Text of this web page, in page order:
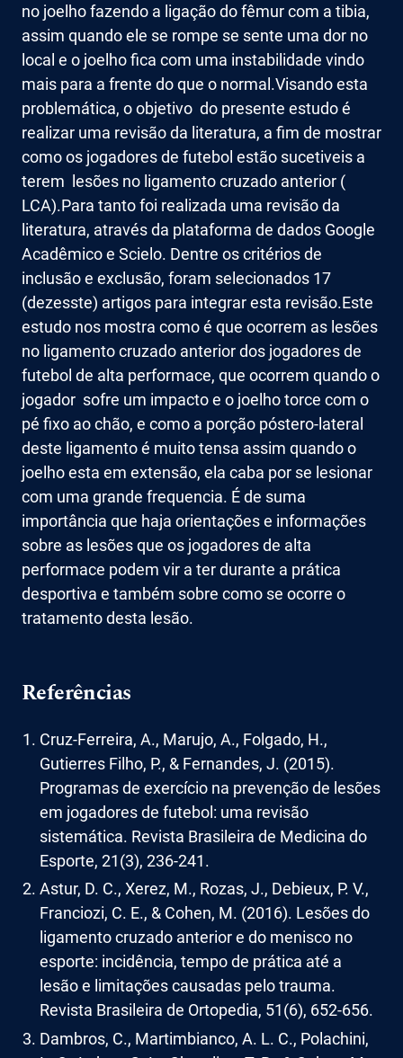
no joelho fazendo a ligação do fêmur com a tibia,
assim quando ele se rompe se sente uma dor no
local e o joelho fica com uma instabilidade vindo
mais para a frente do que o normal.Visando esta
problemática, o objetivo do presente estudo é
realizar uma revisão da literatura, a fim de mostrar
como os jogadores de futebol estão sucetiveis a
terem lesões no ligamento cruzado anterior (
LCA).Para tanto foi realizada uma revisão da
literatura, através da plataforma de dados Google
Acadêmico e Scielo. Dentre os critérios de
inclusão e exclusão, foram selecionados 17
(dezesste) artigos para integrar esta revisão.Este
estudo nos mostra como é que ocorrem as lesões
no ligamento cruzado anterior dos jogadores de
futebol de alta performace, que ocorrem quando o
jogador sofre um impacto e o joelho torce com o
pé fixo ao chão, e como a porção póstero-lateral
deste ligamento é muito tensa assim quando o
joelho esta em extensão, ela caba por se lesionar
com uma grande frequencia. É de suma
importância que haja orientações e informações
sobre as lesões que os jogadores de alta
performace podem vir a ter durante a prática
desportiva e também sobre como se ocorre o
tratamento desta lesão.
Referências
Cruz-Ferreira, A., Marujo, A., Folgado, H.,
Gutierres Filho, P., & Fernandes, J. (2015).
Programas de exercício na prevenção de lesões
em jogadores de futebol: uma revisão
sistemática. Revista Brasileira de Medicina do
Esporte, 21(3), 236-241.
Astur, D. C., Xerez, M., Rozas, J., Debieux, P. V.,
Franciozi, C. E., & Cohen, M. (2016). Lesões do
ligamento cruzado anterior e do menisco no
esporte: incidência, tempo de prática até a
lesão e limitações causadas pelo trauma.
Revista Brasileira de Ortopedia, 51(6), 652-656.
Dambros, C., Martimbianco, A. L. C., Polachini,